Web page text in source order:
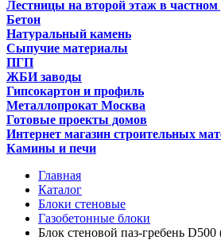
Лестницы на второй этаж в частном
Бетон
Натуральный камень
Сыпучие материалы
ПГП
ЖБИ заводы
Гипсокартон и профиль
Металлопрокат Москва
Готовые проекты домов
Интернет магазин строительных
Камины и печи
Главная
Каталог
Блоки стеновые
Газобетонные блоки
Блок стеновой паз-гребень